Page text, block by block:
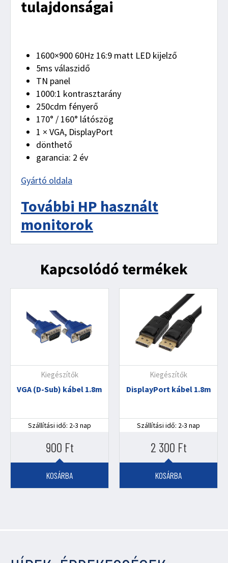
tulajdonságai
1600×900 60Hz 16:9 matt LED kijelző
5ms válaszidő
TN panel
1000:1 kontrasztarány
250cdm fényerő
170° / 160° látószög
1 × VGA, DisplayPort
dönthető
garancia: 2 év
Gyártó oldala
További HP használt
monitorok
Kapcsolódó termékek
Kiegészítők
VGA (D-Sub) kábel 1.8m
Szállítási idő: 2-3 nap
900 Ft
KOSÁRBA
Kiegészítők
DisplayPort kábel 1.8m
Szállítási idő: 2-3 nap
2 300 Ft
KOSÁRBA